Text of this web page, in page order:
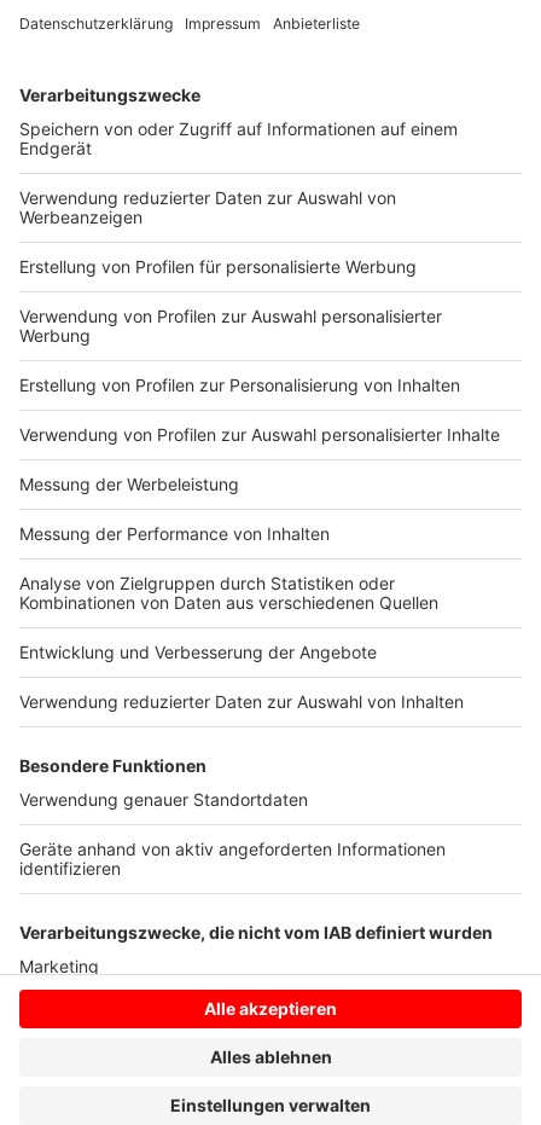
den STARTERCENTERN NRW Unternehmensgründer
Das nach wie vor hohe Interesse an der beruflichen
Weiterbildung schlug sich 2021 erneut auf die hohe
Anzahl von 324 genehmigten NRW-Bildungsschecks
im Wert von knapp 133.000 Euro nieder. Im
Zusammenhang mit der Ausgabe von 130
Prämiengutscheinen zahlte der Bund knapp 55.000
Euro zur Unterstützung beruflicher Weiterbildung aus.
Anzeige
Existenzgründungsberatung
Anzeige
Im Jahr 2021 hat die Existenzgründungsberatung der
WFM 204 Einzelberatungsgespräche geführt, wovon
140 Erstberatungskontakte waren, die dann in 64
Folgeberatungen übergingen. Der Wert lässt auf ein in
etwa gleichbleibendes Interesse an der beruflichen
Selbstständigkeit schließen.
Anzeige